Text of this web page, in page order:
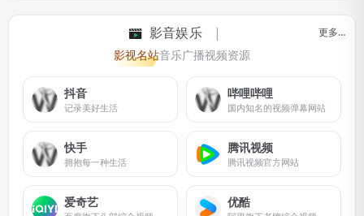
影音娱乐
影视名站音乐广播视频资源
更多…
抖音
记录美好生活
哔哩哔哩
国内知名的视频弹幕网站
快手
拥抱每一种生活
腾讯视频
腾讯视频官方网站
爱奇艺 优酷